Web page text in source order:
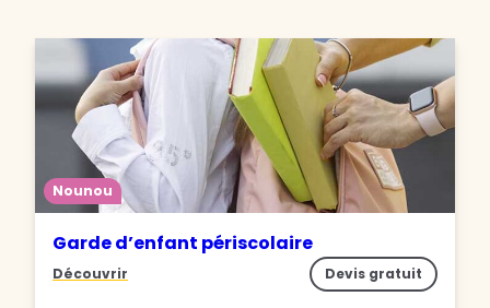
Nounou
Garde d’enfant périscolaire
Découvrir Devis gratuit